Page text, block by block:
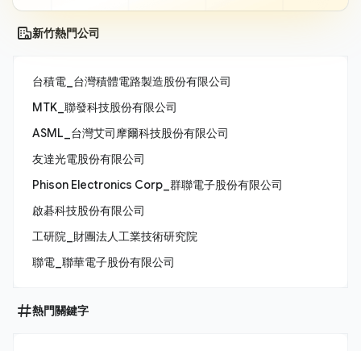
新竹熱門公司
台積電_台灣積體電路製造股份有限公司
MTK_聯發科技股份有限公司
ASML_台灣艾司摩爾科技股份有限公司
友達光電股份有限公司
Phison Electronics Corp_群聯電子股份有限公司
啟碁科技股份有限公司
工研院_財團法人工業技術研究院
聯電_聯華電子股份有限公司
熱門關鍵字